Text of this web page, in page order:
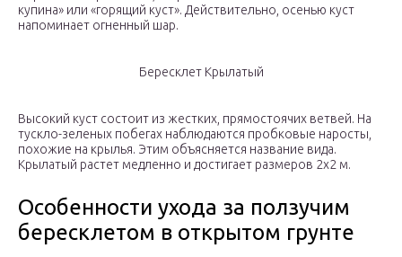
купина» или «горящий куст». Действительно, осенью куст
напоминает огненный шар.
Бересклет Крылатый
Высокий куст состоит из жестких, прямостоячих ветвей. На
тускло-зеленых побегах наблюдаются пробковые наросты,
похожие на крылья. Этим объясняется название вида.
Крылатый растет медленно и достигает размеров 2х2 м.
Особенности ухода за ползучим
бересклетом в открытом грунте